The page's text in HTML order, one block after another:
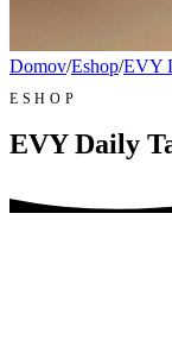
Domov/Eshop/EVY
ESHOP
EVY Daily